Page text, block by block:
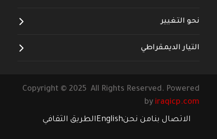
نحو التغيير
التيار الديمقراطي
Copyright © 2025 All Rights Reserved. Powered
by iraqicp.com
الاتصال بنامن نحنEnglishالطريق الثقافي